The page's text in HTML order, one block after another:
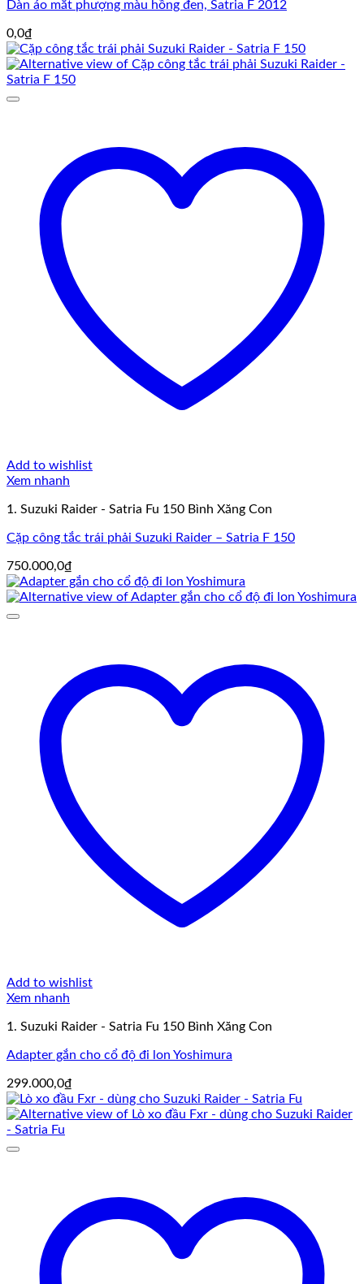
Dàn áo mắt phượng màu hồng đen, Satria F 2012
0,0₫
Add to wishlist
Xem nhanh
1. Suzuki Raider - Satria Fu 150 Bình Xăng Con
Cặp công tắc trái phải Suzuki Raider – Satria F 150
750.000,0₫
Add to wishlist
Xem nhanh
1. Suzuki Raider - Satria Fu 150 Bình Xăng Con
Adapter gắn cho cổ độ đi lon Yoshimura
299.000,0₫